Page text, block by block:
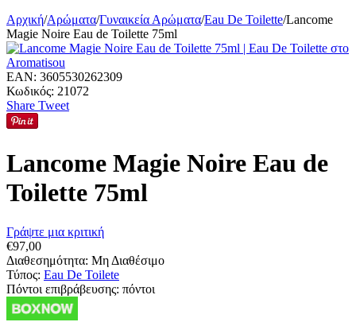
Αρχική/Αρώματα/Γυναικεία Αρώματα/Eau De Toilette/Lancome
Magie Noire Eau de Toilette 75ml
EAN: 3605530262309
Κωδικός: 21072
Share Tweet
Lancome Magie Noire Eau de
Toilette 75ml
Γράψτε μια κριτική
€97,00
Διαθεσημότητα: Μη Διαθέσιμο
Τύπος: Eau De Toilete
Πόντοι επιβράβευσης: πόντοι